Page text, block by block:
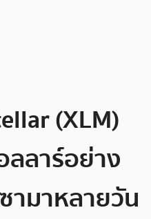
(XLM)
ลาร์อย่าง
ามาหลายวัน